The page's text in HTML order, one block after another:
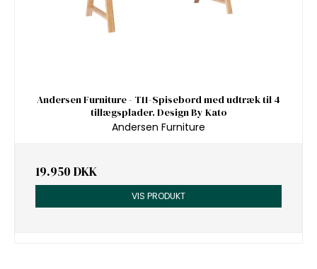
Andersen Furniture - T11-Spisebord med udtræk til 4
tillægsplader. Design By Kato
Andersen Furniture
19.950 DKK
VIS PRODUKT